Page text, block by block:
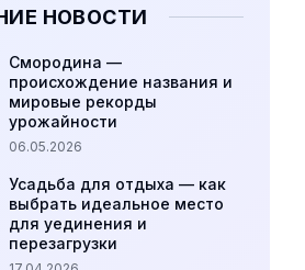
НОВОСТИ
Смородина —
происхождение названия и
мировые рекорды
урожайности
06.05.2026
Усадьба для отдыха — как
выбрать идеальное место
для уединения и
перезагрузки